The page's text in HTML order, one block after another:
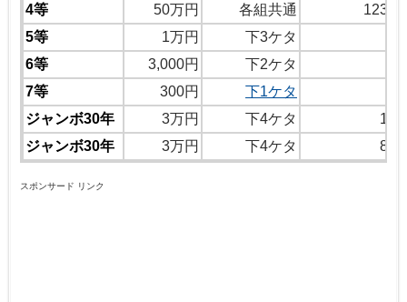
4等
50万円 各組共通
5等
1万円 下3ケタ
6等
3,000円 下2ケタ
7等
300円 下1ケタ
ジャンボ30年
3万円 下4ケタ
ジャンボ30年
3万円 下4ケタ
スポンサード リンク